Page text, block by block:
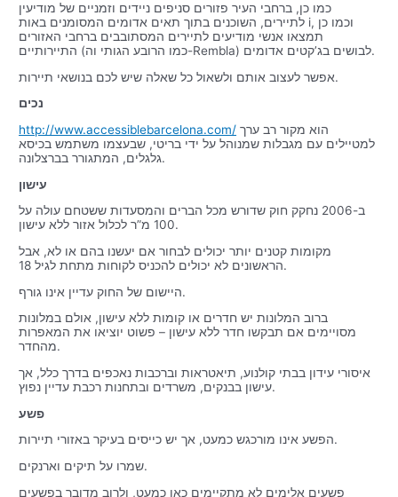
כמו כן, ברחבי העיר פזורים סניפים ניידים וזמניים של מודיעין
לתיירים, השוכנים בתוך תאים אדומים המסומנים באות i, וכמו כן
תמצאו אנשי מודיעים לתיירים המסתובבים ברחבי האזורים
התיירותיים (כמו הרובע הגותי וה-Rembla) לבושים בג’קטים אדומים.
אפשר לעצוב אותם ולשאול כל שאלה שיש לכם בנושאי תיירות.
נכים
http://www.accessiblebarcelona.com/ הוא מקור רב ערך
למטיילים עם מגבלות שמנוהל על ידי בריטי, שבעצמו משתמש בכיסא
גלגלים, המתגורר בברצלונה.
עישון
ב-2006 נחקק חוק שדורש מכל הברים והמסעדות ששטחם עולה על
100 מ”ר לכלול אזור ללא עישון.
מקומות קטנים יותר יכולים לבחור אם יעשנו בהם או לא, אבל
הראשונים לא יכולים להכניס לקוחות מתחת לגיל 18.
היישום של החוק עדיין אינו גורף.
ברוב המלונות יש חדרים או קומות ללא עישון, אולם במלונות
מסויימים אם תבקשו חדר ללא עישון – פשוט יוציאו את המאפרות
מהחדר.
איסורי עידון בבתי קולנוע, תיאטראות וברכבות נאכפים בדרך כלל, אך
עישון בבנקים, משרדים ובתחנות רכבת עדיין נפוץ.
פשע
הפשע אינו מורכגש כמעט, אך יש כייסים בעיקר באזורי תיירות.
שמרו על תיקים וארנקים.
פשעים אלימים לא מתקיימים כאן כמעט, ולרוב מדובר בפשעים